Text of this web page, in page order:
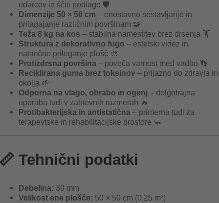
udarcev in ščiti podlago 🛡️
Dimenzije 50 × 50 cm – enostavno sestavljanje in
prilagajanje različnim površinam 🧩
Teža 8 kg na kos – stabilna namestitev brez drsenja 🏋️
Struktura z dekorativno fugo – estetski videz in
natančno prileganje plošč 🎨
Protizdrsna površina – poveča varnost med vadbo 👣
Reciklirana guma brez toksinov – prijazno do zdravja in
okolja 🌱
Odporna na vlago, obrabo in ogenj – dolgotrajna
uporaba tudi v zahtevnih razmerah 🔥
Protibakterijska in antistatična – primerna tudi za
terapevtske in rehabilitacijske prostore 🧼
Tehnični podatki
Debelina: 30 mm
Velikost ene plošče: 50 × 50 cm (0,25 m²)